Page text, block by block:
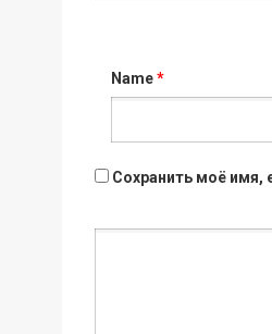
Name*
Сохранить моё имя,